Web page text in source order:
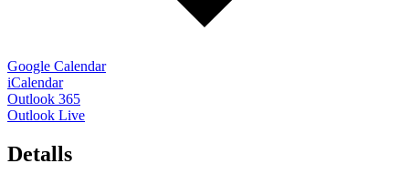
Google Calendar
iCalendar
Outlook 365
Outlook Live
Detalls